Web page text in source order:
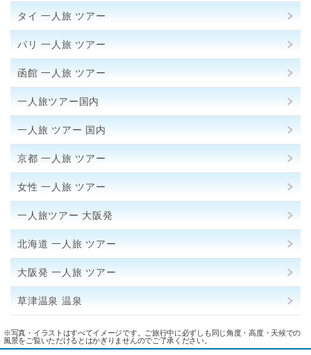
タイ 一人旅 ツアー
パリ 一人旅 ツアー
函館 一人旅 ツアー
一人旅ツアー国内
一人旅 ツアー 国内
京都 一人旅 ツアー
女性 一人旅 ツアー
一人旅ツアー 大阪発
北海道 一人旅 ツアー
大阪発 一人旅 ツアー
草津温泉 温泉
※写真・イラストはすべてイメージです。ご旅行中に必ずしも同じ角度・高度・天候での
風景をご覧いただけるとはかぎりませんのでご了承ください。